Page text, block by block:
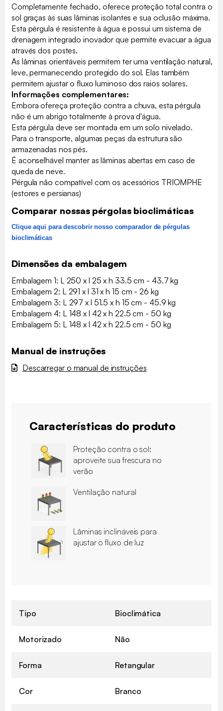
Completamente fechado, oferece proteção total contra o
sol graças às suas lâminas isolantes e sua oclusão máxima.
Esta pérgula é resistente à água e possui um sistema de
drenagem integrado inovador que permite evacuar a água
através dos postes.
As lâminas orientáveis permitem ter uma ventilação natural,
leve, permanecendo protegido do sol. Elas também
permitem ajustar o fluxo luminoso dos raios solares.
Informações complementares:
Embora ofereça proteção contra a chuva, esta pérgula
não é um abrigo totalmente à prova d'água.
Esta pérgula deve ser montada em um solo nivelado.
Para o transporte, algumas peças da estrutura são
armazenadas nos pés.
É aconselhável manter as lâminas abertas em caso de
queda de neve.
Pérgula não compatível com os acessórios TRIOMPHE
(estores e persianas)
Comparar nossas pérgolas bioclimáticas
Clique aqui para descobrir nosso comparador de pérgulas
bioclimáticas
Dimensões da embalagem
Embalagem 1: L 250 x l 25 x h 33.5 cm - 43.7 kg
Embalagem 2: L 291 x l 31 x h 15 cm - 26 kg
Embalagem 3: L 297 x l 51.5 x h 15 cm - 45.9 kg
Embalagem 4: L 148 x l 42 x h 22.5 cm - 50 kg
Embalagem 5: L 148 x l 42 x h 22.5 cm - 50 kg
Manual de instruções
Descarregar o manual de instruções
Características do produto
Proteção contra o sol:
aproveite sua frescura no
verão
Ventilação natural
Lâminas inclináveis para
ajustar o fluxo de luz
Tipo Bioclimática
Motorizado Não
Forma Retangular
Cor Branco